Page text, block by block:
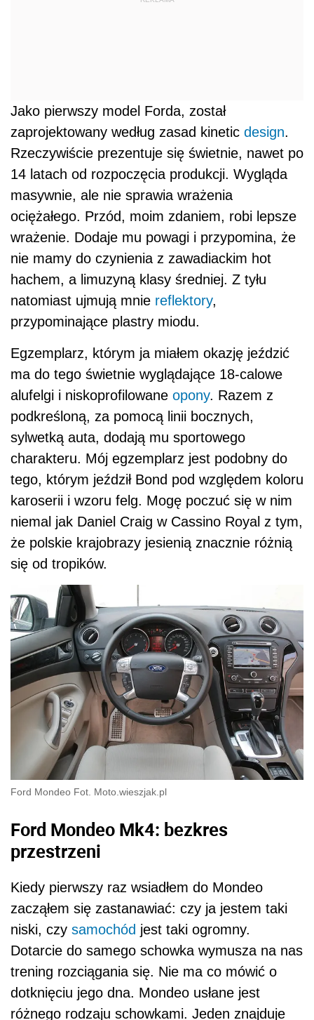
Jako pierwszy model Forda, został
zaprojektowany według zasad kinetic design.
Rzeczywiście prezentuje się świetnie, nawet po
14 latach od rozpoczęcia produkcji. Wygląda
masywnie, ale nie sprawia wrażenia
ociężałego. Przód, moim zdaniem, robi lepsze
wrażenie. Dodaje mu powagi i przypomina, że
nie mamy do czynienia z zawadiackim hot
hachem, a limuzyną klasy średniej. Z tyłu
natomiast ujmują mnie reflektory,
przypominające plastry miodu.
Egzemplarz, którym ja miałem okazję jeździć
ma do tego świetnie wyglądające 18-calowe
alufelgi i niskoprofilowane opony. Razem z
podkreśloną, za pomocą linii bocznych,
sylwetką auta, dodają mu sportowego
charakteru. Mój egzemplarz jest podobny do
tego, którym jeździł Bond pod względem koloru
karoserii i wzoru felg. Mogę poczuć się w nim
niemal jak Daniel Craig w Cassino Royal z tym,
że polskie krajobrazy jesienią znacznie różnią
się od tropików.
Ford Mondeo Fot. Moto.wieszjak.pl
Ford Mondeo Mk4: bezkres
przestrzeni
Kiedy pierwszy raz wsiadłem do Mondeo
zacząłem się zastanawiać: czy ja jestem taki
niski, czy samochód jest taki ogromny.
Dotarcie do samego schowka wymusza na nas
trening rozciągania się. Nie ma co mówić o
dotknięciu jego dna. Mondeo usłane jest
różnego rodzaju schowkami. Jeden znajduje